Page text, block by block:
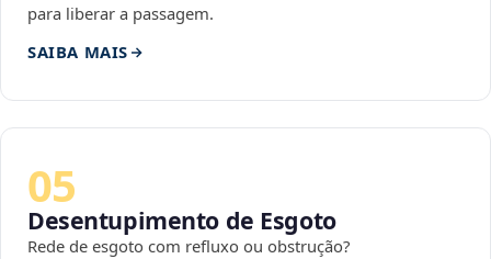
para liberar a passagem.
SAIBA MAIS
05
Desentupimento de Esgoto
Rede de esgoto com refluxo ou obstrução?